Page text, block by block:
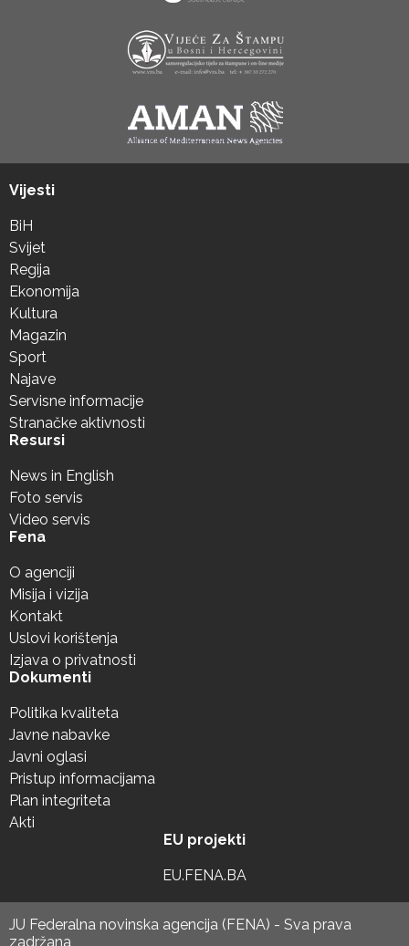
Vijesti
BiH
Svijet
Regija
Ekonomija
Kultura
Magazin
Sport
Najave
Servisne informacije
Stranačke aktivnosti
Resursi
News in English
Foto servis
Video servis
Fena
O agenciji
Misija i vizija
Kontakt
Uslovi korištenja
Izjava o privatnosti
Dokumenti
Politika kvaliteta
Javne nabavke
Javni oglasi
Pristup informacijama
Plan integriteta
Akti
EU projekti
EU.FENA.BA
JU Federalna novinska agencija (FENA) - Sva prava
zadržana